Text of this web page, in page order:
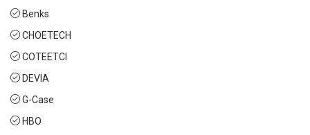
Benks
CHOETECH
COTEETCI
DEVIA
G-Case
HBO